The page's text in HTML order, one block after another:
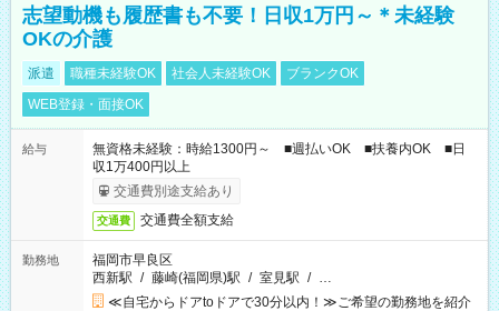
志望動機も履歴書も不要！日収1万円～＊未経験
OKの介護
派遣 職種未経験OK 社会人未経験OK
ブランクOK
WEB登録・面接OK
給与
無資格未経験：時給1300円～ ■週払いOK ■扶養内OK ■日
収1万400円以上
交通費別途支給あり
交通費 交通費全額支給
勤務地
福岡市早良区
西新駅 / 藤崎(福岡県)駅 / 室見駅 / …
≪自宅からドアtoドアで30分以内！≫ご希望の勤務地を紹介